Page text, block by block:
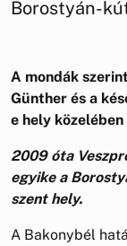
Borostyán-
A mondák
Günther és a
e hely
2009 óta
egyike a
szent hely.
A Bakonybél